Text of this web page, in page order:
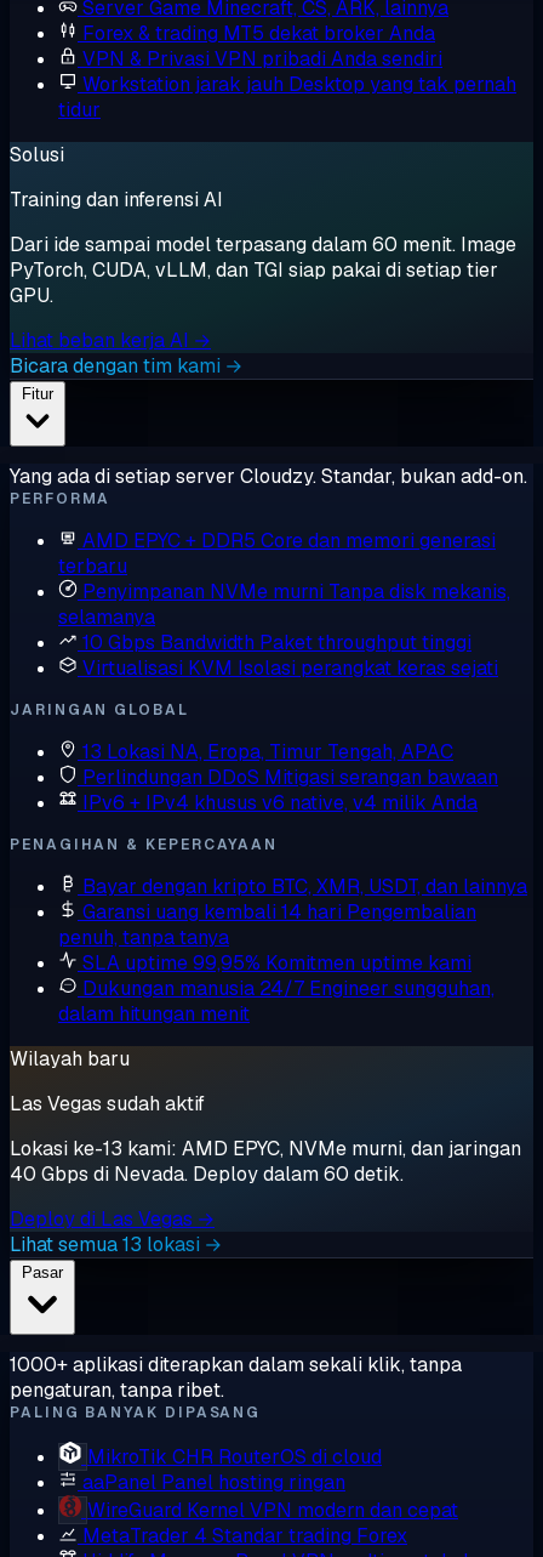
Server Game Minecraft, CS, ARK, lainnya
Forex & trading MT5 dekat broker Anda
VPN & Privasi VPN pribadi Anda sendiri
Workstation jarak jauh Desktop yang tak pernah
tidur
Solusi
Training dan inferensi AI
Dari ide sampai model terpasang dalam 60 menit. Image
PyTorch, CUDA, vLLM, dan TGI siap pakai di setiap tier
GPU.
Lihat beban kerja AI →
Bicara dengan tim kami →
Fitur
Yang ada di setiap server Cloudzy. Standar, bukan add-on.
PERFORMA
AMD EPYC + DDR5 Core dan memori generasi
terbaru
Penyimpanan NVMe murni Tanpa disk mekanis,
selamanya
10 Gbps Bandwidth Paket throughput tinggi
Virtualisasi KVM Isolasi perangkat keras sejati
JARINGAN GLOBAL
13 Lokasi NA, Eropa, Timur Tengah, APAC
Perlindungan DDoS Mitigasi serangan bawaan
IPv6 + IPv4 khusus v6 native, v4 milik Anda
PENAGIHAN & KEPERCAYAAN
Bayar dengan kripto BTC, XMR, USDT, dan lainnya
Garansi uang kembali 14 hari Pengembalian
penuh, tanpa tanya
SLA uptime 99,95% Komitmen uptime kami
Dukungan manusia 24/7 Engineer sungguhan,
dalam hitungan menit
Wilayah baru
Las Vegas sudah aktif
Lokasi ke-13 kami: AMD EPYC, NVMe murni, dan jaringan
40 Gbps di Nevada. Deploy dalam 60 detik.
Deploy di Las Vegas →
Lihat semua 13 lokasi →
Pasar
1000+ aplikasi diterapkan dalam sekali klik, tanpa
pengaturan, tanpa ribet.
PALING BANYAK DIPASANG
MikroTik CHR RouterOS di cloud
aaPanel Panel hosting ringan
WireGuard Kernel VPN modern dan cepat
MetaTrader 4 Standar trading Forex